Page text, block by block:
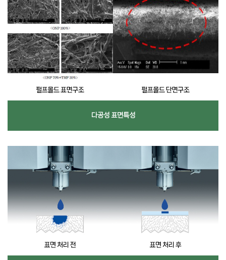
다공성 표면특성